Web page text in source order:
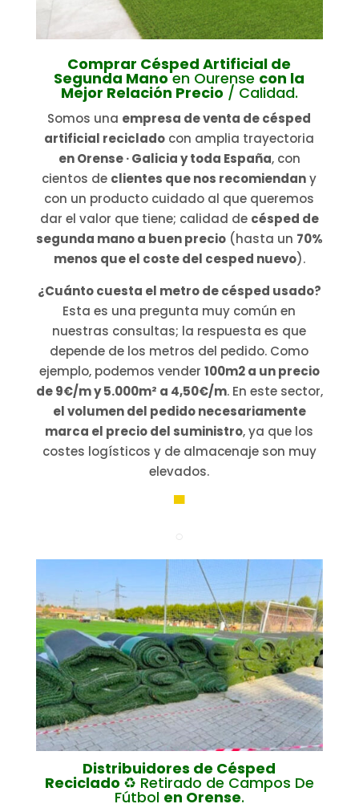
Comprar Césped Artificial de
Segunda Manoen Ourense con la
Mejor Relación Precio / Calidad.
Somos una empresa de venta de césped
artificial reciclado con amplia trayectoria
en Orense · Galicia y toda España, con
cientos de clientes que nos recomiendany
con un producto cuidado al que queremos
dar el valor que tiene; calidad de césped de
segunda mano a buen precio(hasta un 70%
menos que el coste del cesped nuevo).
¿Cuánto cuesta el metro de césped usado?
Esta es una pregunta muy común en
nuestras consultas; la respuesta es que
depende de los metros del pedido. Como
ejemplo, podemos vender 100m2 a un precio
de 9€/m y 5.000m² a 4,50€/m. En este sector,
el volumen del pedido necesariamente
marca el precio del suministro, ya que los
costes logísticos y de almacenaje son muy
elevados.
▀
Distribuidores de Césped
Reciclado ♻️ Retirado de Campos De
Fútbol en Orense.